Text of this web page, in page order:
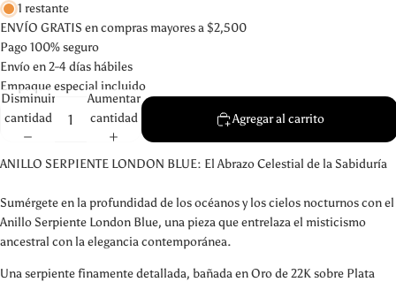
1 restante
ENVÍO GRATIS en compras mayores a $2,500
Pago 100% seguro
Envío en 2-4 días hábiles
Empaque especial incluido
Disminuir
cantidad
Aumentar
cantidad
Agregar al carrito
ANILLO SERPIENTE LONDON BLUE: El Abrazo Celestial de la Sabiduría
Sumérgete en la profundidad de los océanos y los cielos nocturnos con el
Anillo Serpiente London Blue, una pieza que entrelaza el misticismo
ancestral con la elegancia contemporánea.
Una serpiente finamente detallada, bañada en Oro de 22K sobre Plata